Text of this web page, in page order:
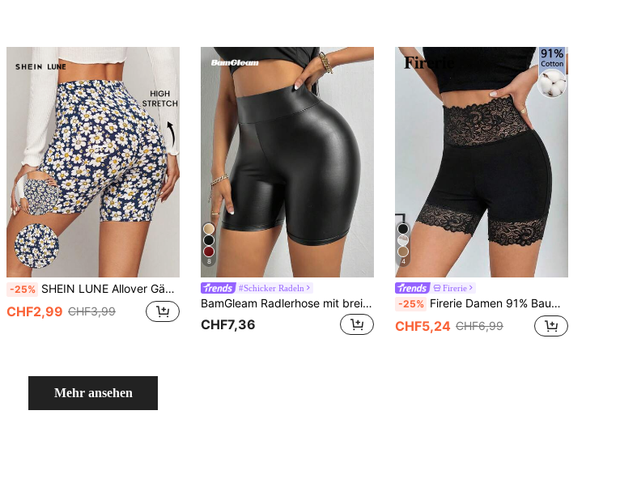
-25% SHEIN LUNE Allover Gänseblümchen Muster Leggings Shorts, Lässig
CHF2,99 CHF3,99
8
#Schicker Radeln
BamGleam Radlerhose mit breitem Taillenband, PU Leder
CHF7,36
4
Firerie
-25% Firerie Damen 91% Baumwolle Schwarz Kontrast Spitze Bikershorts mit hoher Taille - Elegante & Sexy Alltagskomfort Sportbekleidung, unter Röcken, Ausgehen, Zuhause, Yoga, Schule, Innenaktivitäten, süße sanfte Mädchen & saubere Mädchen Styles, Retro Vintage, Frühling & Sommer Tragen
CHF5,24 CHF6,99
Mehr ansehen